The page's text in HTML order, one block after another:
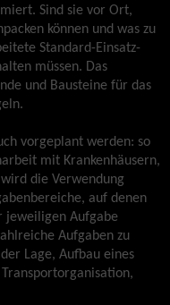
Sind sie vor Ort,
können und was zu
Standard-Einsatz-
müssen. Das
und Bausteine für das
vorgeplant werden: so
mit Krankenhäusern,
die Verwendung
auf denen
jeweiligen Aufgabe
Aufgaben zu
Lage, Aufbau eines